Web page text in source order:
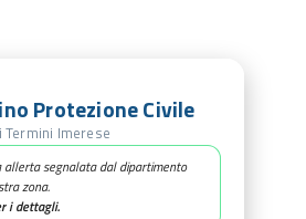
Protezione Civile
Termini Imerese
allerta segnalata dal dipartimento
zona.
i dettagli.